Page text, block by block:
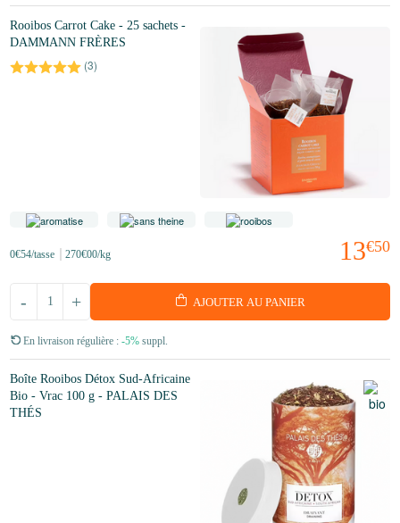
Rooibos Carrot Cake - 25 sachets -
DAMMANN FRÈRES
(3)
13€50
0€54/tasse 270€00/kg
+
- AJOUTER AU PANIER
En livraison régulière : -5% suppl.
Boîte Rooibos Détox Sud-Africaine
Bio - Vrac 100 g - PALAIS DES
THÉS